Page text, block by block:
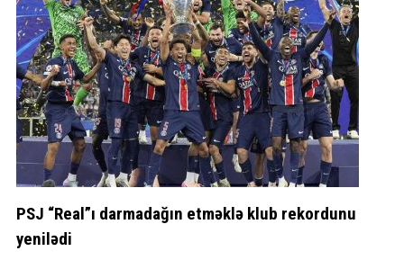
PSJ “Real”ı darmadağın etməklə klub rekordunu
yenilədi